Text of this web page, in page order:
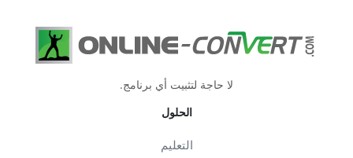
لا حاجة لتثبيت أي برنامج.
الحلول
التعليم